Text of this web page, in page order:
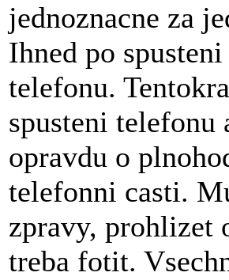
jednoznacne za
Ihned po
telefonu.
spusteni
opravdu o
telefonni casti.
zpravy, prohlizet
treba fotit.